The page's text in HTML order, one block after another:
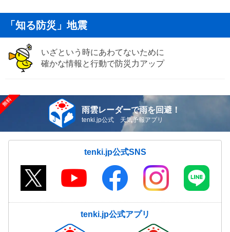
「知る防災」地震
いざという時にあわてないために
確かな情報と行動で防災力アップ
雨雲レーダーで雨を回避！
tenki.jp公式 天気予報アプリ
tenki.jp公式SNS
tenki.jp公式アプリ